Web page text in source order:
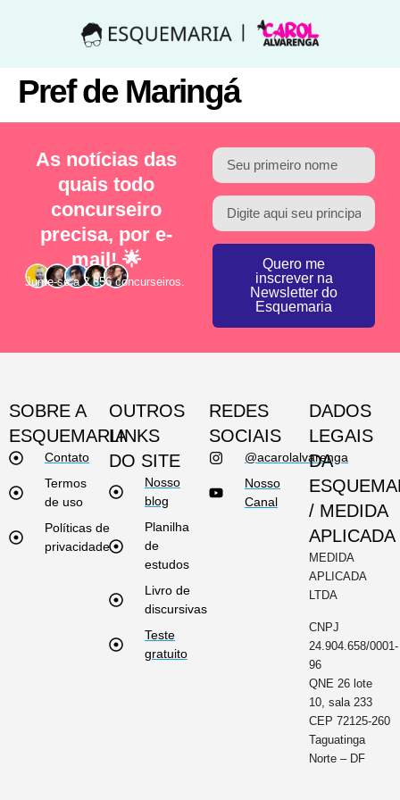
Pref de Maringá
As notícias das
quais todo
concurseiro
precisa, por e-
mail! 🌟
Junte-se a 2.856 concurseiros.
Quero me
inscrever na
Newsletter do
Esquemaria
SOBRE A
ESQUEMARIA
Contato
Termos
de uso
Políticas de
privacidade
OUTROS
LINKS
DO SITE
Nosso
blog
Planilha
de
estudos
Livro de
discursivas
Teste
gratuito
REDES
SOCIAIS
@acarolalvarenga
Nosso
Canal
DADOS
LEGAIS
DA
/ MEDIDA
APLICADA
MEDIDA
APLICADA
LTDA
CNPJ
24.904.658/0001-
96
QNE 26 lote
10, sala 233
CEP 72125-260
Taguatinga
Norte – DF